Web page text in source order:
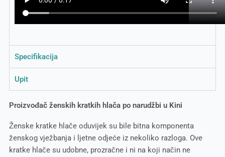
Specifikacija
Upit
Proizvođač ženskih kratkih hlača po narudžbi u Kini
Ženske kratke hlače oduvijek su bile bitna komponenta
ženskog vježbanja i ljetne odjeće iz nekoliko razloga. Ove
kratke hlače su udobne, prozračne i ni na koji način ne